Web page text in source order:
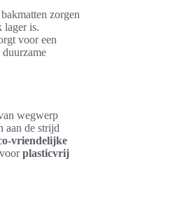
zorgen
lager is.
voor een
wegwerp
aan de strijd
vriendelijke
plasticvrij